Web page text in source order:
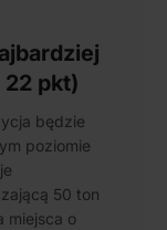
pkt)
będzie
poziomie
50 ton
miejsca o